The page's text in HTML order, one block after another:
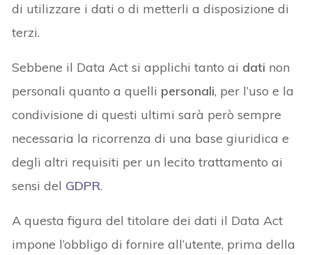
di utilizzare i dati o di metterli a disposizione di
terzi.
Sebbene il Data Act si applichi tanto ai dati non
personali quanto a quelli personali, per l’uso e la
condivisione di questi ultimi sarà però sempre
necessaria la ricorrenza di una base giuridica e
degli altri requisiti per un lecito trattamento ai
sensi del GDPR.
A questa figura del titolare dei dati il Data Act
impone l’obbligo di fornire all’utente, prima della